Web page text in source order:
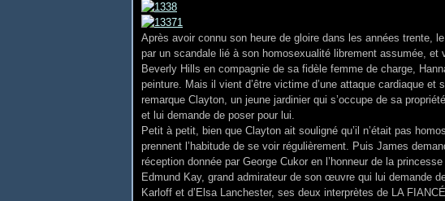
Après avoir connu son heure de gloire dans les années trente,
par un scandale lié à son homosexualité librement assumée,
Beverly Hills en compagnie de sa fidèle femme de charge,
peinture. Mais il vient d’être victime d’une attaque cardiaque et
remarque Clayton, un jeune jardinier qui s’occupe de sa
et lui demande de poser pour lui.
Petit à petit, bien que Clayton ait souligné qu’il n’était pas
prennent l’habitude de se voir régulièrement. Puis James
réception donnée par George Cukor en l’honneur de la
Edmund Kay, grand admirateur de son œuvre qui lui demande
Karloff et d’Elsa Lanchester, ses deux interprètes de LA